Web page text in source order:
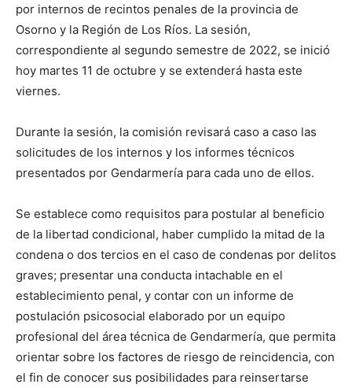
por internos de recintos penales de la provincia de
Osorno y la Región de Los Ríos. La sesión,
correspondiente al segundo semestre de 2022, se inició
hoy martes 11 de octubre y se extenderá hasta este
viernes.
Durante la sesión, la comisión revisará caso a caso las
solicitudes de los internos y los informes técnicos
presentados por Gendarmería para cada uno de ellos.
Se establece como requisitos para postular al beneficio
de la libertad condicional, haber cumplido la mitad de la
condena o dos tercios en el caso de condenas por delitos
graves; presentar una conducta intachable en el
establecimiento penal, y contar con un informe de
postulación psicosocial elaborado por un equipo
profesional del área técnica de Gendarmería, que permita
orientar sobre los factores de riesgo de reincidencia, con
el fin de conocer sus posibilidades para reinsertarse